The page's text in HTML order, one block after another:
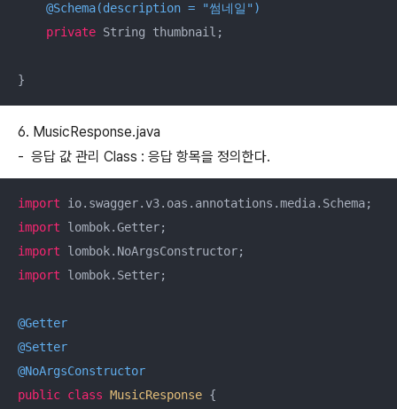
@Schema(description = "썸네일")
private String thumbnail;
}
6. MusicResponse.java
- 응답 값 관리 Class : 응답 항목을 정의한다.
import
import
import
import lombok.Setter;
@Getter
@Setter
@NoArgsConstructor
public class MusicResponse {